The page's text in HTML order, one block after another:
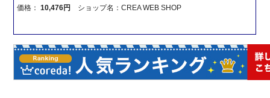
価格：10,476円 ショップ名：CREA WEB SHOP